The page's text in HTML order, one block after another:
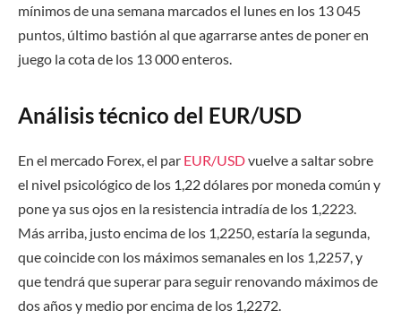
mínimos de una semana marcados el lunes en los 13 045
puntos, último bastión al que agarrarse antes de poner en
juego la cota de los 13 000 enteros.
Análisis técnico del EUR/USD
En el mercado Forex, el par EUR/USDvuelve a saltar sobre
el nivel psicológico de los 1,22 dólares por moneda común y
pone ya sus ojos en la resistencia intradía de los 1,2223.
Más arriba, justo encima de los 1,2250, estaría la segunda,
que coincide con los máximos semanales en los 1,2257, y
que tendrá que superar para seguir renovando máximos de
dos años y medio por encima de los 1,2272.